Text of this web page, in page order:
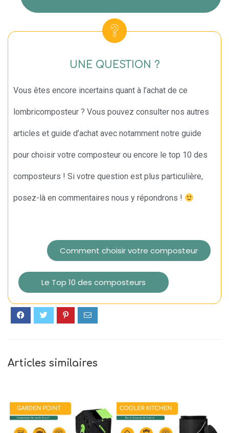
UNE QUESTION ?
Vous êtes encore incertains quant à l’achat de ce
lombricomposteur ? Vous pouvez consulter nos autres
articles et guide d’achat avec notamment notre guide
pour choisir votre composteur ou encore le top 10 des
composteurs ! Si votre question est plus particulière,
posez-là en commentaires nous y répondrons !
Comment choisir votre composteur
Le Top 10 des composteurs
Articles similaires